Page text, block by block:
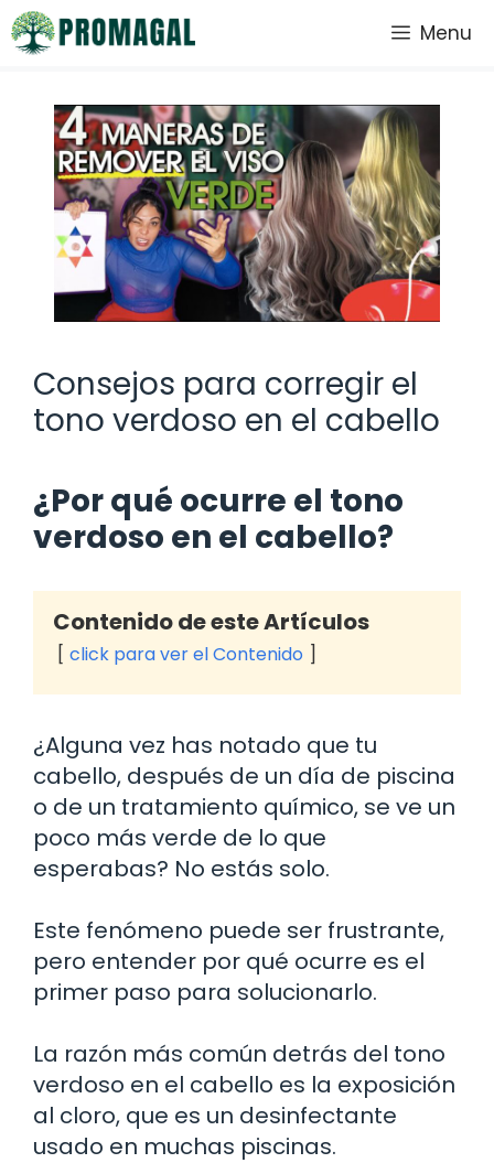
Saltar
al
Menu
Consejos para corregir el
tono verdoso en el cabello
¿Por qué ocurre el tono
verdoso en el cabello?
Contenido de este Artículos
click para ver el Contenido
¿Alguna vez has notado que tu
cabello, después de un día de piscina
o de un tratamiento químico, se ve un
poco más verde de lo que
esperabas? No estás solo.
Este fenómeno puede ser frustrante,
pero entender por qué ocurre es el
primer paso para solucionarlo.
La razón más común detrás del tono
verdoso en el cabello es la exposición
al cloro, que es un desinfectante
usado en muchas piscinas.